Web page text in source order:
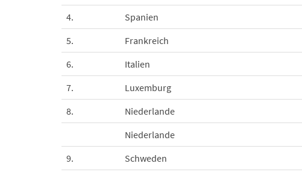
4.
Spanien
5.
Frankreich
6.
Italien
7.
Luxemburg
8.
Niederlande
Niederlande
9.
Schweden